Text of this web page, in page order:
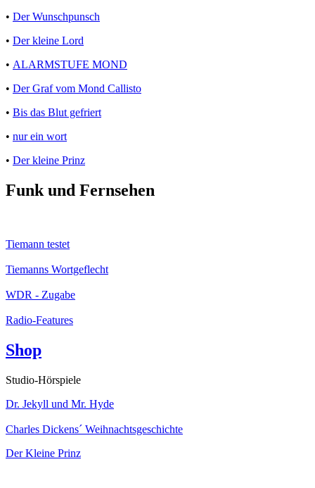
• Der Wunschpunsch
• Der kleine Lord
• ALARMSTUFE MOND
• Der Graf vom Mond Callisto
• Bis das Blut gefriert
• nur ein wort
• Der kleine Prinz
Funk und Fernsehen
Tiemann testet
Tiemanns Wortgeflecht
WDR - Zugabe
Radio-Features
Shop
Studio-Hörspiele
Dr. Jekyll und Mr. Hyde
Charles Dickens´ Weihnachtsgeschichte
Der Kleine Prinz